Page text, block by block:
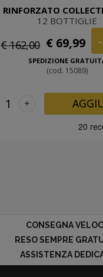
RINFORZATO
12 BOTTIGLIE
€ 162,00 € 69,99
SPEDIZIONE
(cod. 15089)
+
CONSEGNA
RESO SEMPRE
ASSISTENZA